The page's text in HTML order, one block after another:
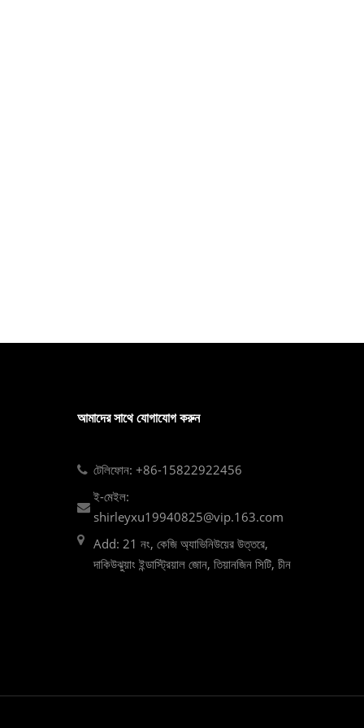
আমাদের সাথে যোগাযোগ করুন
টেলিফোন: +86-15822922456
ই-মেইল:
shirleyxu19940825@vip.163.com
Add: 21 নং, কেজি অ্যাভিনিউয়ের উত্তরে,
দাকিউঝুয়াং ইন্ডাস্ট্রিয়াল জোন, তিয়ানজিন সিটি, চীন